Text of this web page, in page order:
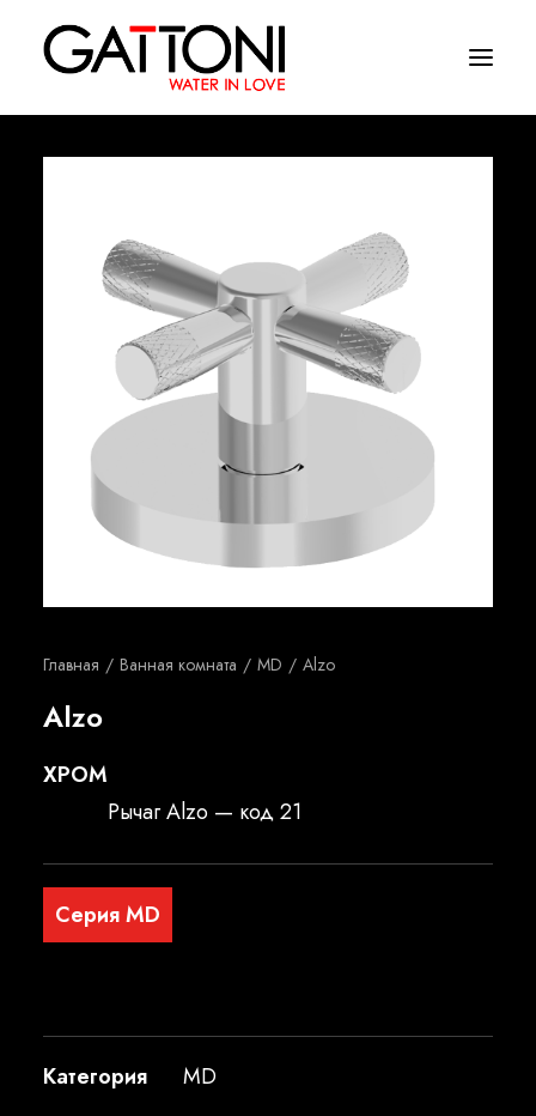
Oружающая среда
Продукция
Финиши
Где купить
Контакты
Русский
Главная Ванная комната MD Alzo
Alzo
XPOM
Рычаг Alzo — код 21
Серия MD
Категория MD